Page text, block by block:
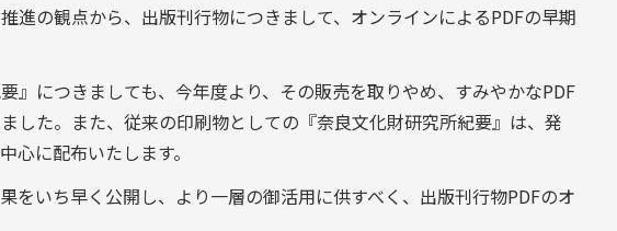
進の観点から、出版刊行物につきまして、オンラインによるPDFの早期
』につきましても、今年度より、その販売を取りやめ、すみやかなPDF
した。また、従来の印刷物としての『奈良文化財研究所紀要』は、発
心に配布いたします。
をいち早く公開し、より一層の御活用に供すべく、出版刊行物PDFのオ